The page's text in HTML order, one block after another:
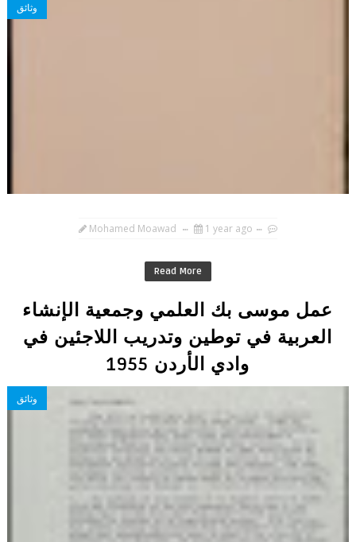
وثائق
Mohamed Moawad 1 year ago
Read More
عمل موسى بك العلمي وجمعية الإنشاء
العربية في توطين وتدريب اللاجئين في
وادي الأردن 1955
وثائق